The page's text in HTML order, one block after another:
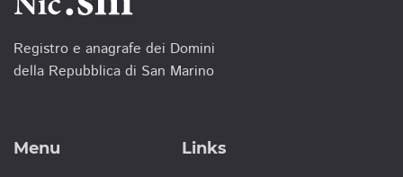
Registro e anagrafe dei Domini
della Repubblica di San Marino
Menu Links